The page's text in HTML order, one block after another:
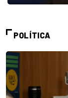
POLÍTICA